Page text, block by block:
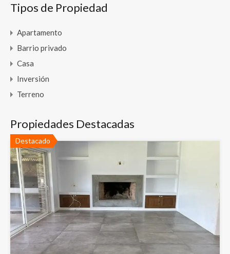
Tipos de Propiedad
Apartamento
Barrio privado
Casa
Inversión
Terreno
Propiedades Destacadas
Destacado